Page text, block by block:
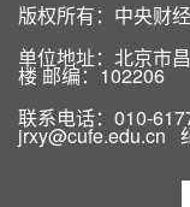
版权所有：中央财
单位地址：北京市
楼 邮编：102206
联系电话：010-
jrxy@cufe.edu.cn